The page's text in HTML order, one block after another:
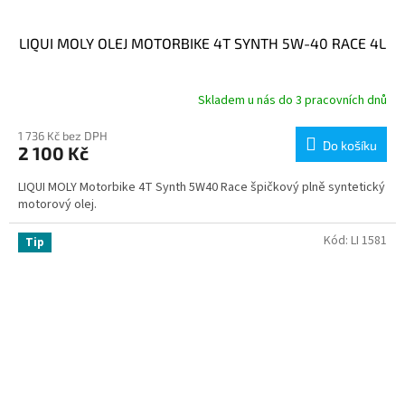
LIQUI MOLY OLEJ MOTORBIKE 4T SYNTH 5W-40 RACE 4L
Skladem u nás do 3 pracovních dnů
1 736 Kč bez DPH
2 100 Kč Do košíku
LIQUI MOLY Motorbike 4T Synth 5W40 Race špičkový plně syntetický
motorový olej.
Tip Kód: LI 1581